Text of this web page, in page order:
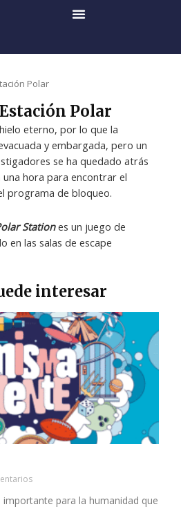
Polar
Polar
eterno, por lo que la
y embargada, pero un
se ha quedado atrás
hora para encontrar el
programa de bloqueo.
Stationes un juego de
en las salas de escape
interesar
importante para la humanidad que